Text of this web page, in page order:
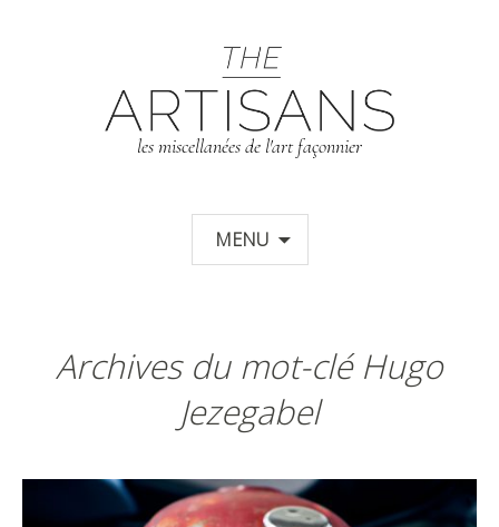
les miscellanées de l'art façonnier
MENU
Archives du mot-clé Hugo
Jezegabel